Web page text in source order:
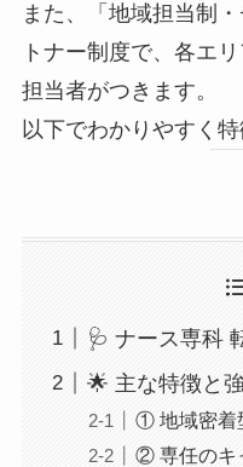
また、「地域担当制
トナー制度で、各エ
担当者がつきます。
以下でわかりやすく
🩺 ナース専科
🌟 主な特徴と
① 地域密着
② 専任のキ